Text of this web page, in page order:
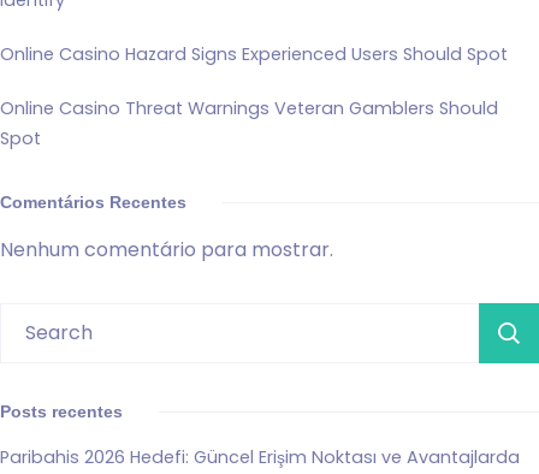
Online Casino Hazard Signs Experienced Users Should Spot
Online Casino Threat Warnings Veteran Gamblers Should
Spot
Comentários Recentes
Nenhum comentário para mostrar.
Posts recentes
Paribahis 2026 Hedefi: Güncel Erişim Noktası ve Avantajlarda